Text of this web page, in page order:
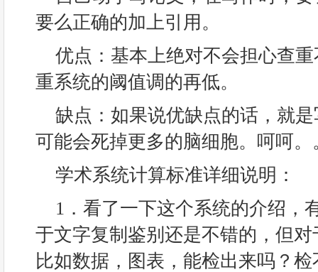
要么正确的加上引用。
优点：基本上绝对不会担心查
重系统的阈值调的再低。
缺点：如果说优缺点的话，就
可能会死掉更多的脑细胞。呵呵。
学术系统计算标准详细说明：
1．看了一下这个系统的介绍，
于文字复制鉴别还是不错的，但
比如数据，图表，能检出来吗？